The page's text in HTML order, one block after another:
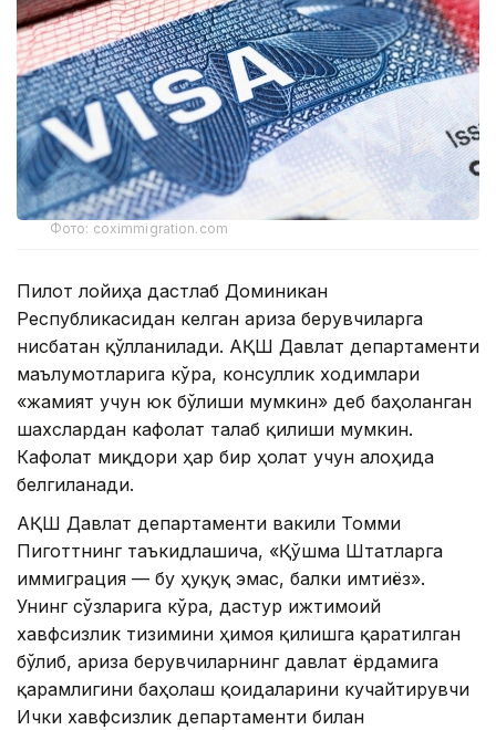
Фото: coximmigration.com
Пилот лойиҳа дастлаб Доминикан
Республикасидан келган ариза берувчиларга
нисбатан қўлланилади. АҚШ Давлат департаменти
маълумотларига кўра, консуллик ходимлари
«жамият учун юк бўлиши мумкин» деб баҳоланган
шахслардан кафолат талаб қилиши мумкин.
Кафолат миқдори ҳар бир ҳолат учун алоҳида
белгиланади.
АҚШ Давлат департаменти вакили Томми
Пиготтнинг таъкидлашича, «Қўшма Штатларга
иммиграция — бу ҳуқуқ эмас, балки имтиёз».
Унинг сўзларига кўра, дастур ижтимоий
хавфсизлик тизимини ҳимоя қилишга қаратилган
бўлиб, ариза берувчиларнинг давлат ёрдамига
қарамлигини баҳолаш қоидаларини кучайтирувчи
Ички хавфсизлик департаменти билан